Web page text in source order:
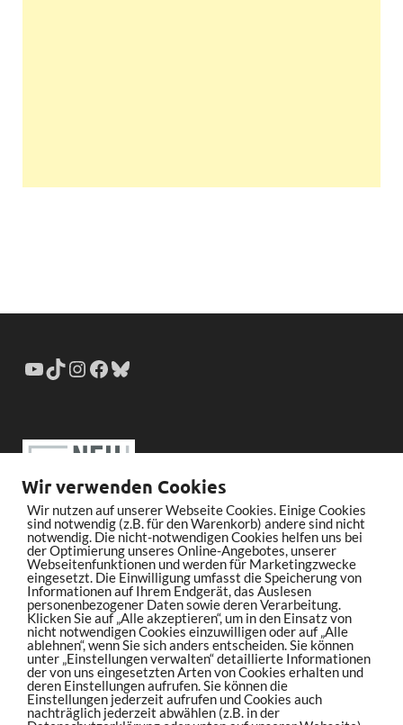
Wir verwenden Cookies
Wir nutzen auf unserer Webseite Cookies. Einige Cookies
sind notwendig (z.B. für den Warenkorb) andere sind nicht
notwendig. Die nicht-notwendigen Cookies helfen uns bei
der Optimierung unseres Online-Angebotes, unserer
Webseitenfunktionen und werden für Marketingzwecke
eingesetzt. Die Einwilligung umfasst die Speicherung von
Informationen auf Ihrem Endgerät, das Auslesen
personenbezogener Daten sowie deren Verarbeitung.
Klicken Sie auf „Alle akzeptieren“, um in den Einsatz von
nicht notwendigen Cookies einzuwilligen oder auf „Alle
ablehnen“, wenn Sie sich anders entscheiden. Sie können
unter „Einstellungen verwalten“ detaillierte Informationen
der von uns eingesetzten Arten von Cookies erhalten und
deren Einstellungen aufrufen. Sie können die
Einstellungen jederzeit aufrufen und Cookies auch
nachträglich jederzeit abwählen (z.B. in der